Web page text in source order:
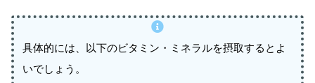
具体的には、以下のビタミン・ミネラルを摂取するとよ
いでしょう。